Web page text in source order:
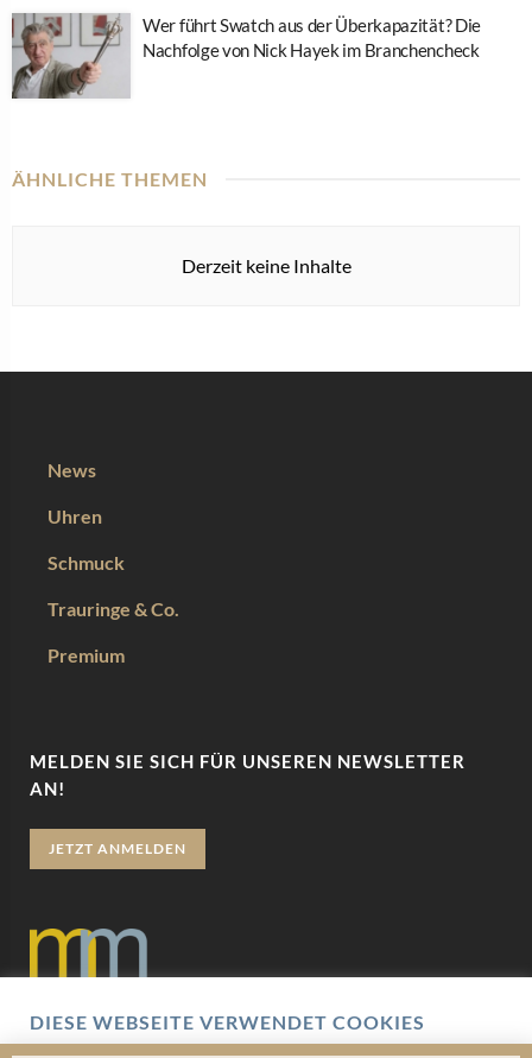
Wer führt Swatch aus der Überkapazität? Die
Nachfolge von Nick Hayek im Branchencheck
ÄHNLICHE THEMEN
Derzeit keine Inhalte
News
Uhren
Schmuck
Trauringe & Co.
Premium
MELDEN SIE SICH FÜR UNSEREN NEWSLETTER
AN!
JETZT ANMELDEN
Datenschutz
DIESE WEBSEITE VERWENDET COOKIES
Wir verwenden Cookies um Ihnen eine optimale